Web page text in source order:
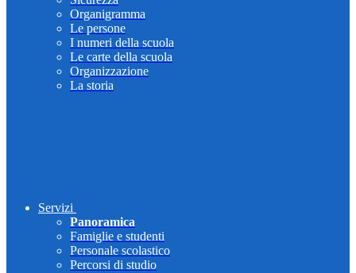
Organigramma
Le persone
I numeri della scuola
Le carte della scuola
Organizzazione
La storia
Servizi
Panoramica
Famiglie e studenti
Personale scolastico
Percorsi di studio